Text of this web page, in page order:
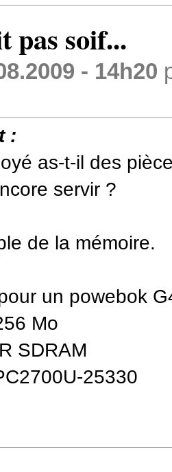
pas soif...
- 14h20
:
as-t-il des
servir ?
de la mémoire.
un powebok
Mo
SDRAM
25330